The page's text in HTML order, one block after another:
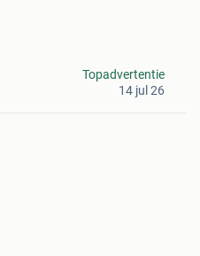
Topadvertentie
14 jul 26